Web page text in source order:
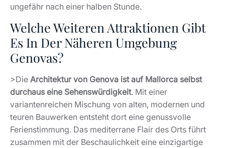
ungefähr nach einer halben Stunde.
Welche Weiteren Attraktionen Gibt
Es In Der Näheren Umgebung
Genovas?
>Die Architektur von Genova ist auf Mallorca selbst
durchaus eine Sehenswürdigkeit. Mit einer
variantenreichen Mischung von alten, modernen und
teuren Bauwerken entsteht dort eine genussvolle
Ferienstimmung. Das mediterrane Flair des Orts führt
zusammen mit der Beschaulichkeit eine einzigartige